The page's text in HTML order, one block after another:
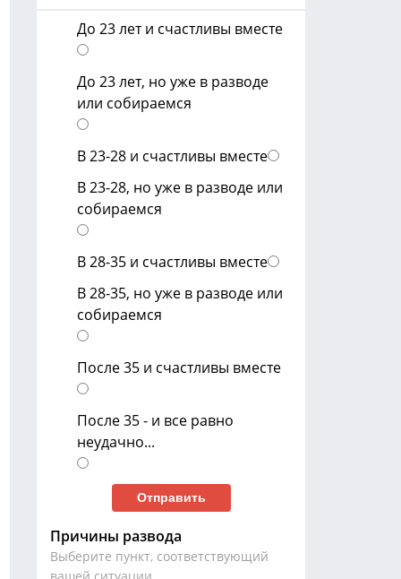
До 23 лет и счастливы вместе
До 23 лет, но уже в разводе
или собираемся
В 23-28 и счастливы вместе
В 23-28, но уже в разводе или
собираемся
В 28-35 и счастливы вместе
В 28-35, но уже в разводе или
собираемся
После 35 и счастливы вместе
После 35 - и все равно
неудачно...
Причины развода
Выберите пункт, соответствующий